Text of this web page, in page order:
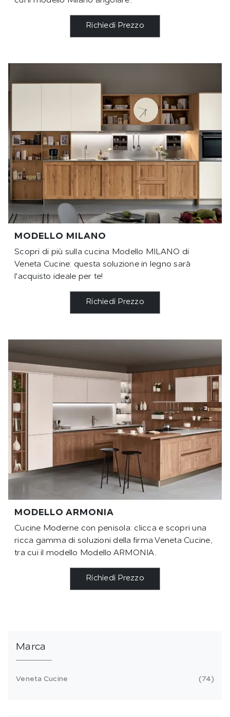
Richiedi Prezzo
MODELLO MILANO
Scopri di più sulla cucina Modello MILANO di
Veneta Cucine: questa soluzione in legno sarà
l'acquisto ideale per te!
Richiedi Prezzo
MODELLO ARMONIA
Cucine Moderne con penisola: clicca e scopri una
ricca gamma di soluzioni della firma Veneta Cucine,
tra cui il modello Modello ARMONIA.
Richiedi Prezzo
Marca
Veneta Cucine 74